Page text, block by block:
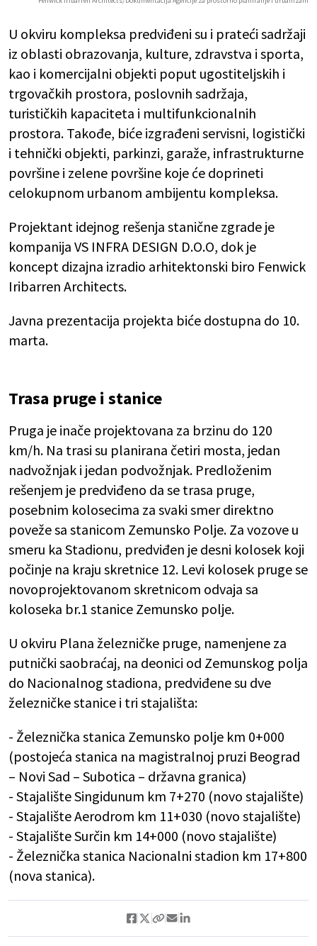
U okviru kompleksa predviđeni su i prateći sadržaji
iz oblasti obrazovanja, kulture, zdravstva i sporta,
kao i komercijalni objekti poput ugostiteljskih i
trgovačkih prostora, poslovnih sadržaja,
turističkih kapaciteta i multifunkcionalnih
prostora. Takođe, biće izgrađeni servisni, logistički
i tehnički objekti, parkinzi, garaže, infrastrukturne
površine i zelene površine koje će doprineti
celokupnom urbanom ambijentu kompleksa.
Projektant idejnog rešenja stanične zgrade je
kompanija VS INFRA DESIGN D.O.O, dok je
koncept dizajna izradio arhitektonski biro Fenwick
Iribarren Architects.
Javna prezentacija projekta biće dostupna do 10.
marta.
Trasa pruge i stanice
Pruga je inače projektovana za brzinu do 120
km/h. Na trasi su planirana četiri mosta, jedan
nadvožnjak i jedan podvožnjak. Predloženim
rešenjem je predviđeno da se trasa pruge,
posebnim kolosecima za svaki smer direktno
poveže sa stanicom Zemunsko Polje. Za vozove u
smeru ka Stadionu, predviđen je desni kolosek koji
počinje na kraju skretnice 12. Levi kolosek pruge se
novoprojektovanom skretnicom odvaja sa
koloseka br.1 stanice Zemunsko polje.
U okviru Plana železničke pruge, namenjene za
putnički saobraćaj, na deonici od Zemunskog polja
do Nacionalnog stadiona, predviđene su dve
železničke stanice i tri stajališta:
- Železnička stanica Zemunsko polje km 0+000
(postojeća stanica na magistralnoj pruzi Beograd
– Novi Sad – Subotica – državna granica)
- Stajalište Singidunum km 7+270 (novo stajalište)
- Stajalište Aerodrom km 11+030 (novo stajalište)
- Stajalište Surčin km 14+000 (novo stajalište)
- Železnička stanica Nacionalni stadion km 17+800
(nova stanica).